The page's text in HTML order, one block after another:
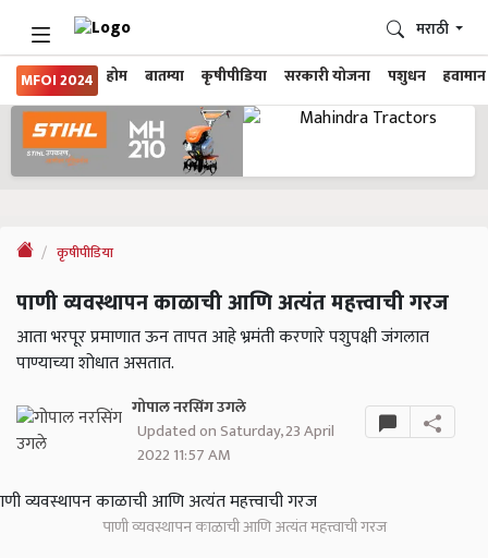
MFOI 2024 होम बातम्या कृषीपीडिया सरकारी योजना पशुधन हवामान
मराठी
कृषीपीडिया
पाणी व्यवस्थापन काळाची आणि अत्यंत महत्त्वाची गरज
आता भरपूर प्रमाणात ऊन तापत आहे भ्रमंती करणारे पशुपक्षी जंगलात
पाण्याच्या शोधात असतात.
गोपाल नरसिंग उगले
Updated on Saturday, 23 April
2022 11:57 AM
पाणी व्यवस्थापन काळाची आणि अत्यंत महत्त्वाची गरज